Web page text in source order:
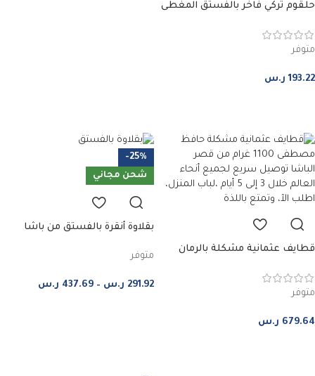
حلقوم تركي فاخر بالفستق المغطى
متوفر
193.22 ر.س
قطايف عثمانية مشكلة بالرمان
– صغير
متوفر
679.64 ر.س
-25%
شحن مجاني
بقلاوة أنقرة بالفستق من باشا
الثانية بنصف السعر
متوفر
291.92 ر.س –
437.69 ر.س